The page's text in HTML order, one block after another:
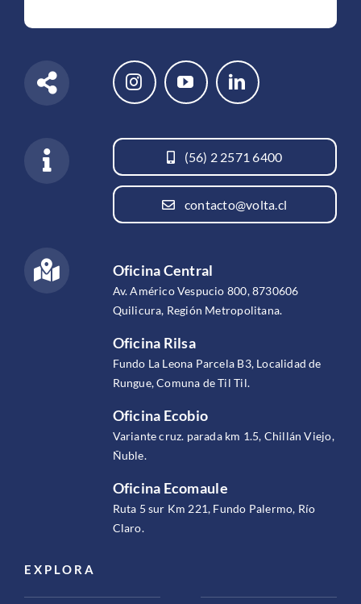
(56) 2 2571 6400
contacto@volta.cl
Oficina Central
Av. Américo Vespucio 800, 8730606
Quilicura, Región Metropolitana.
Oficina Rilsa
Fundo La Leona Parcela B3, Localidad de
Rungue, Comuna de Til Til.
Oficina Ecobio
Variante cruz. parada km 1.5, Chillán Viejo,
Ñuble.
Oficina Ecomaule
Ruta 5 sur Km 221, Fundo Palermo, Río
Claro.
EXPLORA